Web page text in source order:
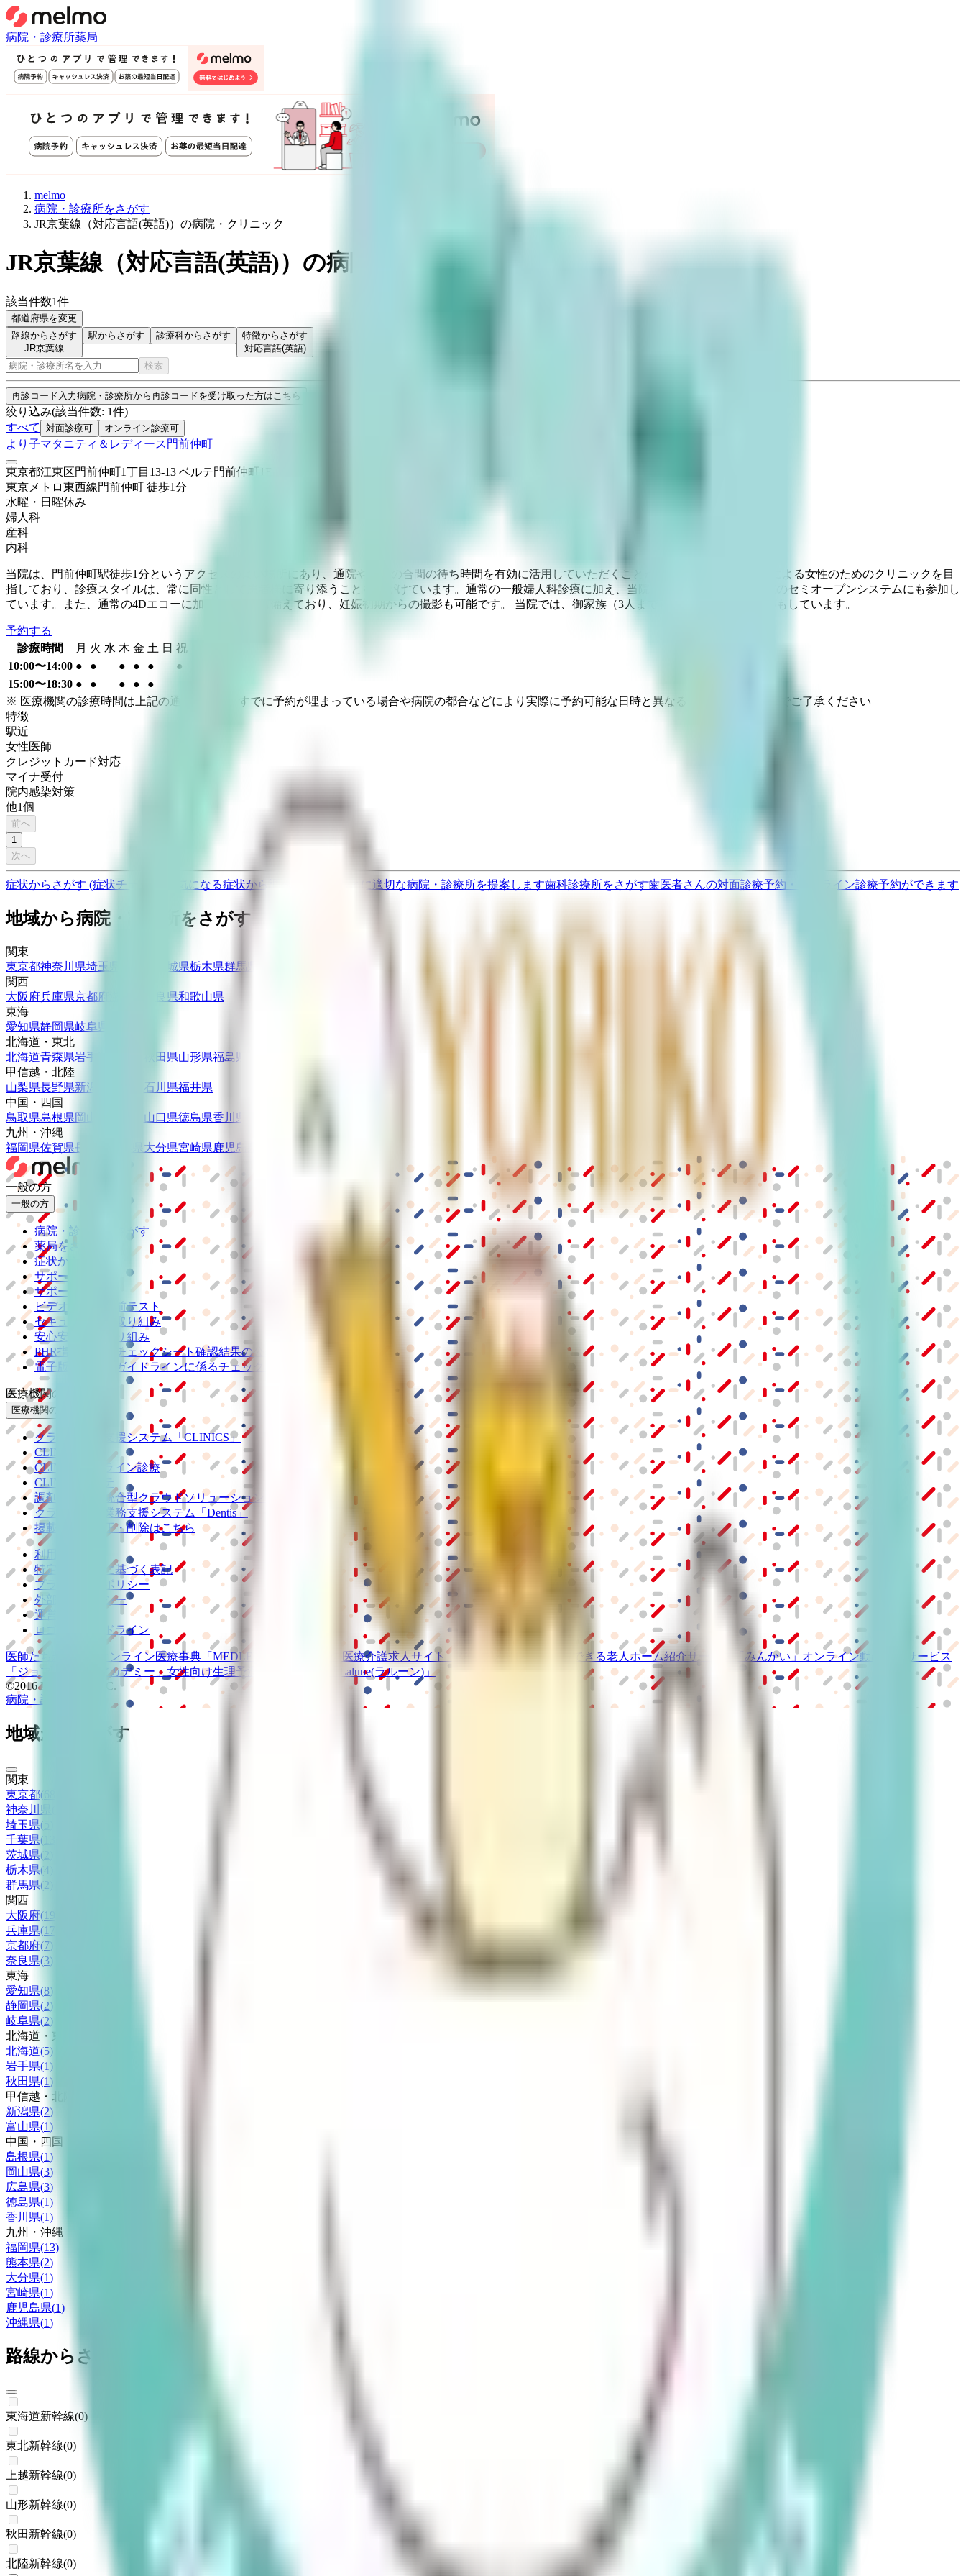
病院・診療所薬局
melmo
病院・診療所をさがす
JR京葉線（対応言語(英語)）の病院・クリニック
JR京葉線（対応言語(英語)） の病院・診療所
該当件数1件
都道府県を変更
路線からさがす
JR京葉線
駅からさがす 診療科からさがす
特徴からさがす
対応言語(英語)
検索
再診コード入力病院・診療所から再診コードを受け取った方はこちら
絞り込み(該当件数: 1件)
すべて
対面診療可 オンライン診療可
より子マタニティ＆レディース門前仲町
東京都江東区門前仲町1丁目13-13 ベルテ門前仲町1F
東京メトロ東西線門前仲町 徒歩1分
水曜・日曜休み
婦人科
産科
内科
当院は、門前仲町駅徒歩1分というアクセスのよい場所にあり、通院や診療の合間の待ち時間を有効に活用していただくことができます。また、女性による女性のためのクリニックを目
指しており、診療スタイルは、常に同性として患者様に寄り添うことを心がけています。通常の一般婦人科診療に加え、当院では、都内の複数の病院のセミオープンシステムにも参加し
ています。また、通常の4Dエコーに加え経膣４Dも備えており、妊娠初期からの撮影も可能です。 当院では、御家族（3人まで）の4Dエコーの立会いもしています。
予約する
診療時間
月 火 水 木 金 土 日 祝
10:00〜14:00 ● ● ● ● ●
●
15:00〜18:30 ● ● ● ●
●
※ 医療機関の診療時間は上記の通りですが、すでに予約が埋まっている場合や病院の都合などにより実際に予約可能な日時と異なる場合がありますのでご了承ください
特徴
駅近
女性医師
クレジットカード対応
マイナ受付
院内感染対策
他1個
前へ
1
次へ
症状からさがす (症状チェッカー) 気になる症状から調べ、結果をもとに適切な病院・診療所を提案します歯科診療所をさがす歯医者さんの対面診療予約・オンライン診療予約ができます
地域から病院・診療所をさがす
関東
東京都神奈川県埼玉県 茨城県栃木県群馬県
関西
大阪府兵庫県京都府 奈良県和歌山県
東海
愛知県静岡県岐阜県
北海道・東北
北海道青森県岩手県 秋田県山形県福島県
甲信越・北陸
山梨県長野県新潟県 石川県福井県
中国・四国
鳥取県島根県岡山県 山口県徳島県香川県
九州・沖縄
福岡県佐賀県長崎県 大分県宮崎県鹿児島県
一般の方
一般の方
病院・診療所をさがす
薬局をさがす
症状からさがす
サポート
サポート環境
ビデオ通話の事前テスト
セキュリティの取り組み
安心安全への取り組み
PHR指針に係るチェックシート確認結果の公表
電子版お薬手帳ガイドラインに係るチェックシート確認結果の公表
医療機関の方
医療機関の方
クラウド診療 支援システム
「CLINICS」
CLINICS予約
CLINICSオンライン診療
CLINICSカルテ
調剤薬局向け統合型クラウドソリューション
クラウド歯科業務支援システム
「Dentis」
掲載情報の修正・削除はこちら
利用規約
特定商取引法に基づく表記
プライバシーポリシー
外部送信ポリシー
運営会社
ロゴ利用ガイドライン
医師たちがつくる オンライン医療事典 「MEDLEY」 医療介護求人サイト 「ジョブメドレー」 納得できる老人ホーム紹介サービス 「みんかい」 オンライン動画研修サービス
「ジョブメドレー
アカデミー」 女性向け生理予測・妊活アプリ
「Lalune(ラルーン)」
©2016 MEDLEY, INC.
病院・診療所
地域からさがす
関東
東京都(
神奈川県
埼玉県(
千葉県(
茨城県(
栃木県(4
群馬県(2
関西
大阪府(19
兵庫県(17
京都府(7)
奈良県(3)
東海
愛知県(8)
静岡県(2)
岐阜県(2)
北海道・東北
北海道(5)
岩手県(1)
秋田県(1)
甲信越・北陸
新潟県(2)
富山県(1)
中国・四国
島根県(1)
岡山県(3)
広島県(3)
徳島県(1)
香川県(1)
九州・沖縄
福岡県(13)
熊本県(2)
大分県(1)
宮崎県(1)
鹿児島県(1)
沖縄県(1)
路線からさがす
東海道新幹線(0)
東北新幹線(0)
上越新幹線(0)
山形新幹線(0)
秋田新幹線(0)
北陸新幹線(0)